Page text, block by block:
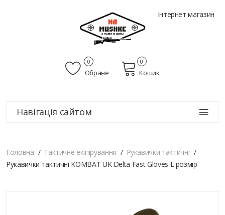
Інтернет магазин
Обране
0
Кошик
0
Навігація сайтом
Головна Тактичне екіпірування
Рукавички тактичні
Рукавички тактичні KOMBAT UK Delta Fast Gloves L розмір